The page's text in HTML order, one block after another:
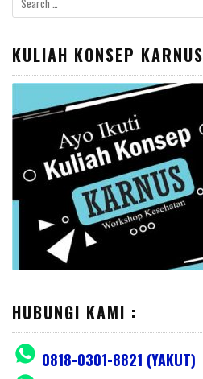
for:
KULIAH KONSEP KARNUS
HUBUNGI KAMI :
0818-0301-8821 (YAKUT)